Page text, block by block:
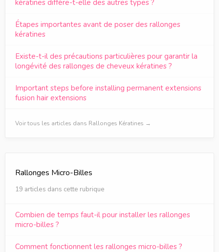
kératines diffère-t-elle des autres types ?
Étapes importantes avant de poser des rallonges
kératines
Existe-t-il des précautions particulières pour garantir la
longévité des rallonges de cheveux kératines ?
Important steps before installing permanent extensions
fusion hair extensions
Voir tous les articles dans Rallonges Kératines →
Rallonges Micro-Billes
19 articles dans cette rubrique
Combien de temps faut-il pour installer les rallonges
micro-billes ?
Comment fonctionnent les rallonges micro-billes ?